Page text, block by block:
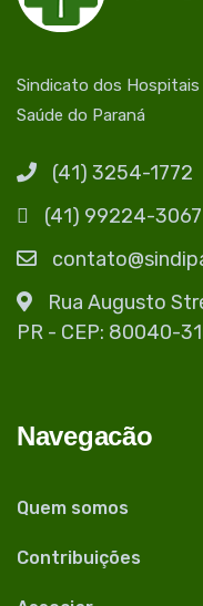
Sindicato dos
Saúde do Paraná
(41) 3254-1772
(41) 99224-3067
Rua Augusto
PR - CEP: 80040-
Navegacão
Quem somos
Contribuições